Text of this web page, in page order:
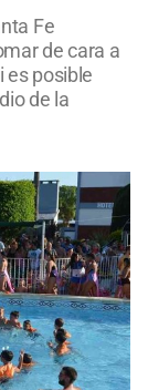
Fe
de cara a
es posible
de la